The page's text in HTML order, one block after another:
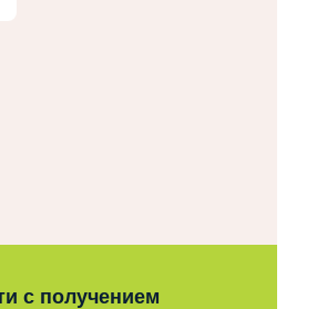
с получением